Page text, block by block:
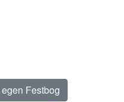
Festbog